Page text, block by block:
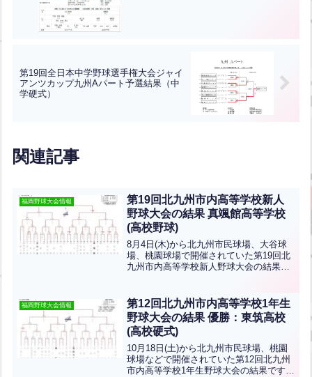
第19回全日本中学野球選手権大会ジャイ
アンツカップ九州Aパート予選結果（中
学硬式）
関連記事
福岡野球大会情報
第19回北九州市内高等学校新人
野球大会の結果 真颯館高等学校
(高校野球)
8月4日(木)から北九州市民球場、大谷球
場、桃園球場で開催されていた第19回北
九州市内高等学校新人野球大会の結果で
ます！
福岡野球大会情報
第12回北九州市内高等学校1年生
野球大会の結果 優勝：東筑高校
(高校硬式)
10月18日(土)から北九州市民球場、桃園
球場などで開催されていた第12回北九州
市内高等学校1年生野球大会の結果です！